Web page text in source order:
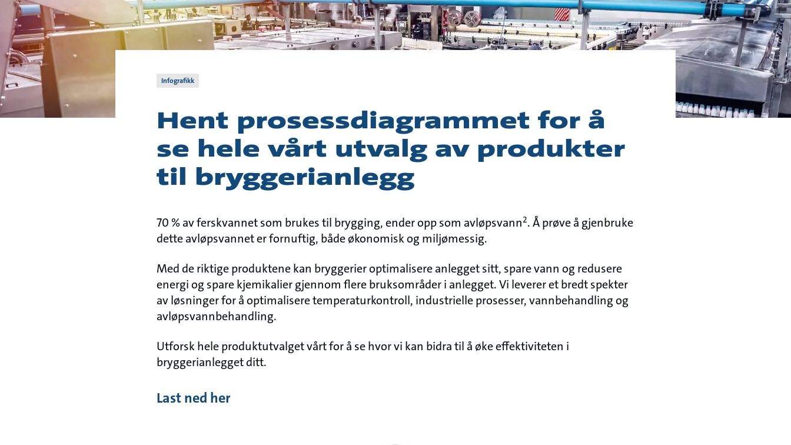
Infografikk
Hent prosessdiagrammet for å
se hele vårt utvalg av produkter
til bryggerianlegg
70 % av ferskvannet som brukes til brygging, ender opp som avløpsvann2. Å prøve å gjenbruke
dette avløpsvannet er fornuftig, både økonomisk og miljømessig.
Med de riktige produktene kan bryggerier optimalisere anlegget sitt, spare vann og redusere
energi og spare kjemikalier gjennom flere bruksområder i anlegget. Vi leverer et bredt spekter
av løsninger for å optimalisere temperaturkontroll, industrielle prosesser, vannbehandling og
avløpsvannbehandling.
Utforsk hele produktutvalget vårt for å se hvor vi kan bidra til å øke effektiviteten i
bryggerianlegget ditt.
Last ned her